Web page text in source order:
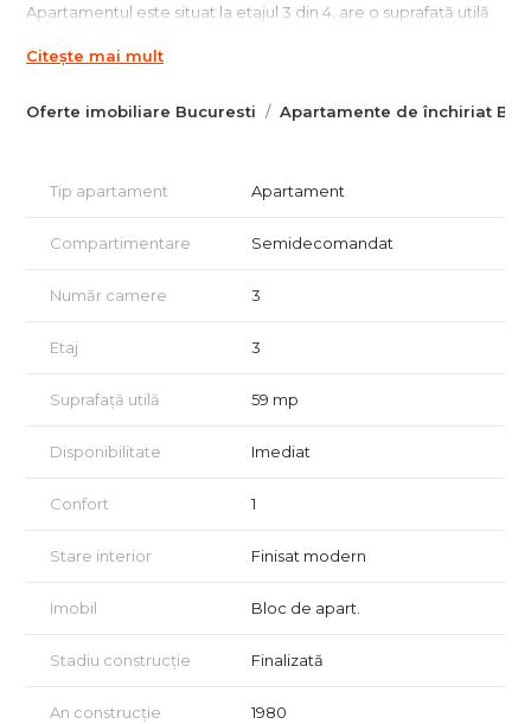
Oferte imobiliare Bucuresti Apartamente de închiriat
Apartamentul este situat la etajul 3 din 4, are o suprafață utilă
completă, beneficiind de mobilier și electrocasnice noi.
Compartimentare semidecomandată
Complet mobilat și utilat
Balcon închis
Orientare vestică
Disponibil imediat
Dotări și beneficii:
Aer condiționat
Boiler
Mașină de spălat rufe
Cuptor electric
Aspirator
Baie modernă cu duș walk-in
Două birouri
Citește mai mult
Tip apartament Apartament
Compartimentare Semidecomandat
Număr camere 3
Etaj 3
Suprafață utilă 59 mp
Disponibilitate Imediat
Confort 1
Stare interior Finisat modern
Imobil Bloc de apart.
Stadiu construcție Finalizată
An construcție 1980